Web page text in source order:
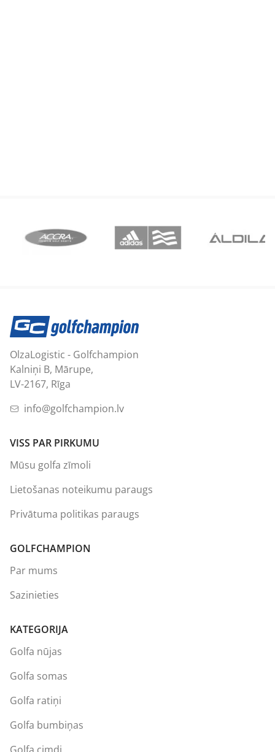
OlzaLogistic - Golfchampion
Kalniņi B, Mārupe,
LV-2167, Rīga
info@golfchampion.lv
VISS PAR PIRKUMU
Mūsu golfa zīmoli
Lietošanas noteikumu paraugs
Privātuma politikas paraugs
GOLFCHAMPION
Par mums
Sazinieties
KATEGORIJA
Golfa nūjas
Golfa somas
Golfa ratiņi
Golfa bumbiņas